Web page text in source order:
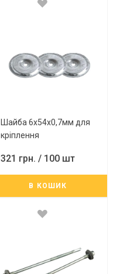
Шайба 6х54х0,7мм для
кріплення
321 грн. / 100 шт
В КОШИК